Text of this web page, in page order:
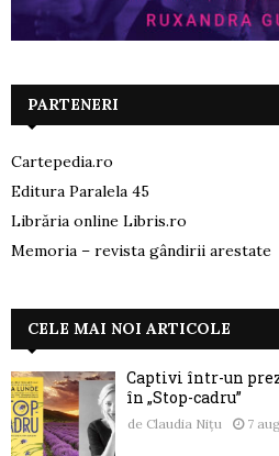
PARTENERI
Cartepedia.ro
Editura Paralela 45
Librăria online Libris.ro
Memoria – revista gândirii arestate
CELE MAI NOI ARTICOLE
Captivi într-un
în „Stop-cadru”
de Claudia Nițu 7